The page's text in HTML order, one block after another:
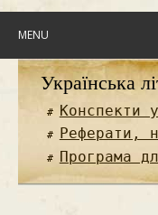
MENU
Українська
Конспекти
Реферати,
Програма